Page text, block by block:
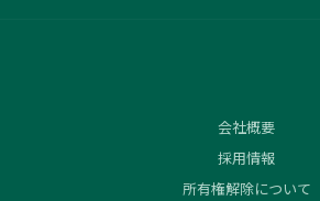
会社概要
採用情報
所有権解除について